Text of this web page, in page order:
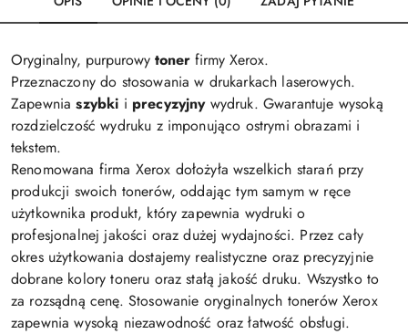
Oryginalny, purpurowy toner firmy Xerox.
Przeznaczony do stosowania w drukarkach laserowych.
Zapewniaszybki i precyzyjnywydruk. Gwarantuje wysoką
rozdzielczość wydruku z imponująco ostrymi obrazami i
tekstem.
Renomowana firma Xerox dołożyła wszelkich starań przy
produkcji swoich tonerów, oddając tym samym w ręce
użytkownika produkt, który zapewnia wydruki o
profesjonalnej jakości oraz dużej wydajności. Przez cały
okres użytkowania dostajemy realistyczne oraz precyzyjnie
dobrane kolory toneru oraz stałą jakość druku. Wszystko to
za rozsądną cenę. Stosowanie oryginalnych tonerów Xerox
zapewnia wysoką niezawodność oraz łatwość obsługi.